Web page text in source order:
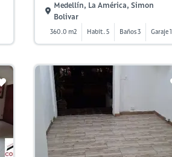
Medellín, La América, Simon
Bolivar
360.0 m2 Habit. 5 Baños 3 Garaje 1